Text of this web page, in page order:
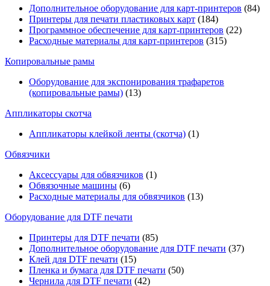
Дополнительное оборудование для карт-принтеров (84)
Принтеры для печати пластиковых карт (184)
Программное обеспечение для карт-принтеров (22)
Расходные материалы для карт-принтеров (315)
Копировальные рамы
Оборудование для экспонирования трафаретов
(копировальные рамы) (13)
Аппликаторы скотча
Аппликаторы клейкой ленты (скотча) (1)
Обвязчики
Аксессуары для обвязчиков (1)
Обвязочные машины (6)
Расходные материалы для обвязчиков (13)
Оборудование для DTF печати
Принтеры для DTF печати (85)
Дополнительное оборудование для DTF печати (37)
Клей для DTF печати (15)
Пленка и бумага для DTF печати (50)
Чернила для DTF печати (42)